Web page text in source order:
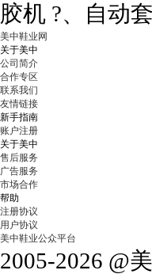
胶机 ?、自动
美中鞋业网
关于美中
公司简介
合作专区
联系我们
友情链接
新手指南
账户注册
关于美中
售后服务
广告服务
市场合作
帮助
注册协议
用户协议
美中鞋业公众平台
2005-2026 @